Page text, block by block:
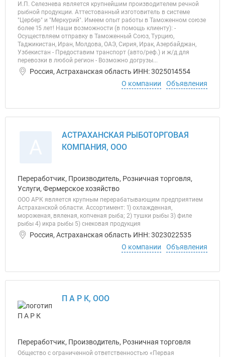
И.П. Селезнева является крупнейшим производителем речной
рыбной продукции. Аттестованный изготовитель в системе
"Цербер" и "Меркурий". Имеем опыт работы в Таможенном союзе
более 15 лет! Наши возможности (в помощь клиенту): -
Осуществляем отправку в Таможенный Союз, Турцию,
Таджикистан, Иран, Молдова, ОАЭ, Сирия, Ирак, Азербайджан,
Узбекистан - Предоставим транспорт (авто/реф.) и ж/д для
перевозки в любой регион - Возможно догрузы...
Россия, Астраханская область ИНН: 3025014554
О компании
Объявления
АСТРАХАНСКАЯ РЫБОТОРГОВАЯ
КОМПАНИЯ, ООО
Переработчик, Производитель, Розничная торговля,
Услуги, Фермерское хозяйство
ООО АРК является крупным перерабатывающим предприятием
Астраханской области. Ассортимент: 1) охлажденная,
мороженая, вяленая, копченая рыба; 2) тушки рыбы 3) филе
рыбы 4) икра рыбы 5) снековая продукция
Россия, Астраханская область ИНН: 3023022535
О компании
Объявления
П А Р К, ООО
Переработчик, Производитель, Розничная торговля
Общество с ограниченной ответственностью «Первая